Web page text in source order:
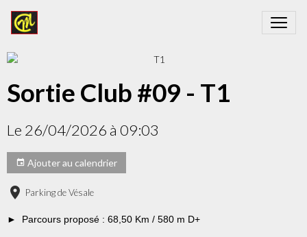
Sortie Club #09 - T1
Le 26/04/2026 à 09:03
Ajouter au calendrier
Parking de Vésale
► Parcours proposé : 68,50 Km / 580 m D+